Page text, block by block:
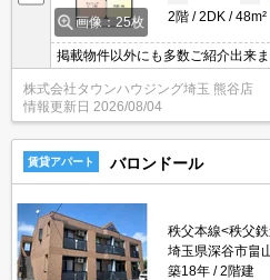
画像：25枚
2階
2DK 48m²
掲載物件以外にも多数ご紹介出来
見可能です！メールでのお問い合
ますとスムーズに御対応できます♪
株式会社タウンハウジング埼玉 熊谷店
情報更新日 2026/08/04
賃貸アパート バロンドール
秩父本線<秩父
埼玉県深谷市畠
築18年
2階建